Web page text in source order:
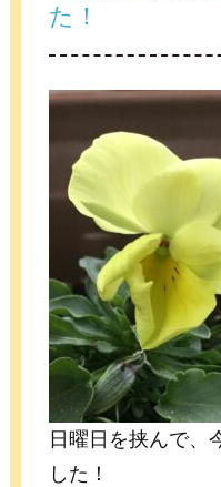
た！
日曜日を挟んで、
した！